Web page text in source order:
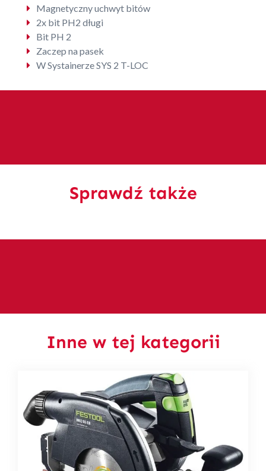
Magnetyczny uchwyt bitów
2x bit PH2 długi
Bit PH 2
Zaczep na pasek
W Systainerze SYS 2 T-LOC
Sprawdź także
Inne w tej kategorii